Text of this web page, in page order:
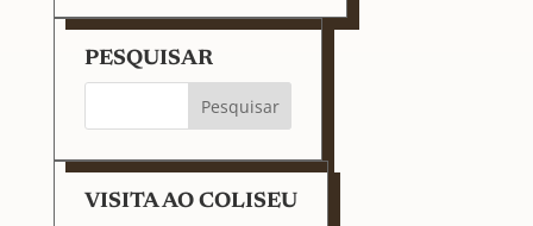
PESQUISAR
VISITA AO COLISEU